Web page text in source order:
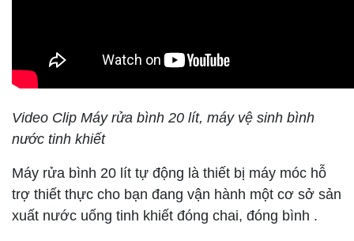
Video Clip Máy rửa bình 20 lít, máy vệ sinh bình
nước tinh khiết
Máy rửa bình 20 lít tự động là thiết bị máy móc hỗ
trợ thiết thực cho bạn đang vận hành một cơ sở sản
xuất nước uống tinh khiết đóng chai, đóng bình .